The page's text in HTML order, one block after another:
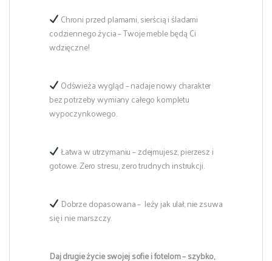
Chroni przed plamami, sierścią i śladami
codziennego życia – Twoje meble będą Ci
wdzięczne!
Odświeża wygląd – nadaje nowy charakter
bez potrzeby wymiany całego kompletu
wypoczynkowego.
Łatwa w utrzymaniu – zdejmujesz, pierzesz i
gotowe. Zero stresu, zero trudnych instrukcji.
Dobrze dopasowana – leży jak ulał, nie zsuwa
się i nie marszczy.
Daj drugie życie swojej sofie i fotelom – szybko,